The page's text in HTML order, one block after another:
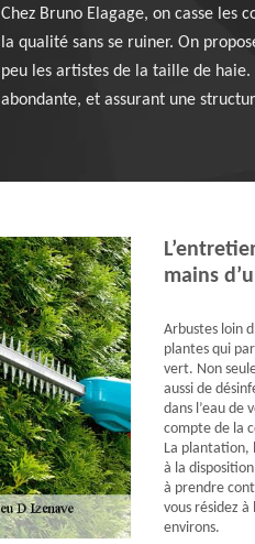
Chez Bruno Elagage, on casse
la qualité sans se ruiner. On
peu les artistes de la taille de
abondante, et assurant une
mains
Arbustes loin
plantes qui
vert. Non
aussi de
dans l’eau de
compte de la
La plantation,
à la
à prendre
vous résidez à
environs.